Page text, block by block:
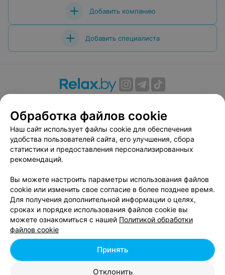
Добавить компанию
Добавить специалиста
Вакансии
Публичный договор
Способы оплаты
Публичный договор по использованию сервиса
«Афиша»
Пользовательское соглашение
Связаться по вопросам сотрудничества
Написать руководителю relax.by
Персональные настройки cookie
Обработка персональных данных
© 2026 ООО «Артокс Лаб», УНП 191700409, регистрирующий орган -
| 220012, Республика Беларусь, г. Минск,
Обработка файлов cookie
Наш сайт использует файлы cookie для обеспечения
удобства пользователей сайта, его улучшения, сбора
статистики и предоставления персонализированных
рекомендаций.
Вы можете настроить параметры использования файлов
cookie или изменить свое согласие в более позднее время.
Для получения дополнительной информации о целях,
сроках и порядке использования файлов cookie вы
можете ознакомиться с нашей Политикой обработки
файлов cookie
Отклонить
Принять